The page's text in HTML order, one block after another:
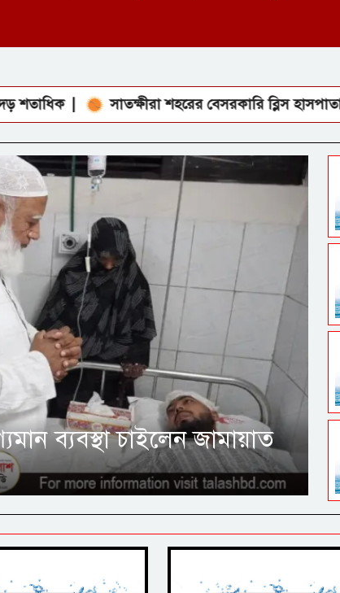
সাতক্ষীরা শহরের বেসরকারি ব্লিস হাসপাতালে ভয়াবহ
ব্যবস্থা চাইলেন জামায়াত